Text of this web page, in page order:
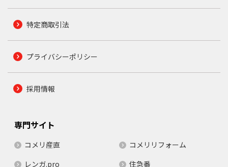
特定商取引法
プライバシーポリシー
採用情報
専門サイト
コメリ産直
コメリリフォーム
レンガ.pro
住急番